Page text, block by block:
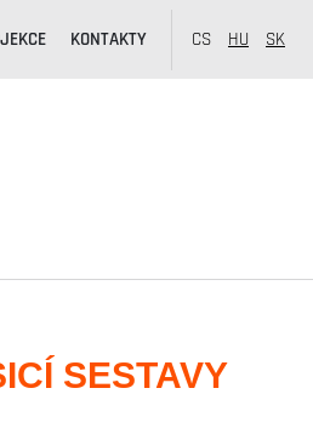
KONTAKTY CS HU SK
SESTAVY